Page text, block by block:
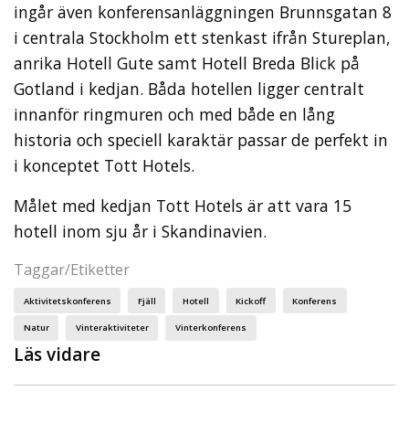
ingår även konferensanläggningen Brunnsgatan 8
i centrala Stockholm ett stenkast ifrån Stureplan,
anrika Hotell Gute samt Hotell Breda Blick på
Gotland i kedjan. Båda hotellen ligger centralt
innanför ringmuren och med både en lång
historia och speciell karaktär passar de perfekt in
i konceptet Tott Hotels.
Målet med kedjan Tott Hotels är att vara 15
hotell inom sju år i Skandinavien.
Taggar/Etiketter
Aktivitetskonferens Fjäll Hotell Kickoff Konferens
Natur Vinteraktiviteter Vinterkonferens
Läs vidare